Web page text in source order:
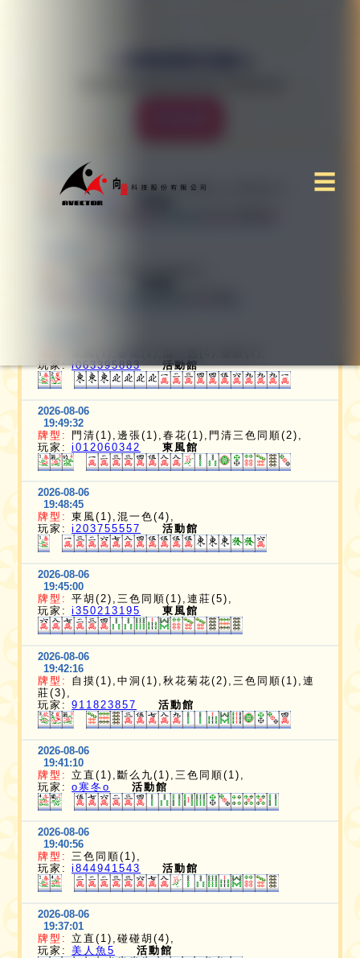
☰
2026-08-06
19:53:26
牌型: 自摸(1),中洞(1),三色同順(1),莊家@(1),
玩家:338866
玩家:i063395883 活動館
2026-08-06
19:49:32
牌型:
門清(1),邊張(1),春花(1),門清三色同順(2),
玩家:i012060342 東風館
2026-08-06
19:48:45
牌型:
東風(1),混一色(4),
玩家:i203755557 活動館
2026-08-06
19:45:00
牌型:
平胡(2),三色同順(1),連莊(5),
玩家:i350213195 東風館
2026-08-06
19:42:16
牌型:
自摸(1),中洞(1),秋花菊花(2),三色同順(1),連
莊(3),
玩家:911823857 活動館
2026-08-06
19:41:10
牌型:
立直(1),斷么九(1),三色同順(1),
玩家:o寒冬o 活動館
2026-08-06
19:40:56
牌型:
三色同順(1),
玩家:i844941543 活動館
2026-08-06
19:37:01
牌型:
立直(1),碰碰胡(4),
玩家:美人魚5 活動館